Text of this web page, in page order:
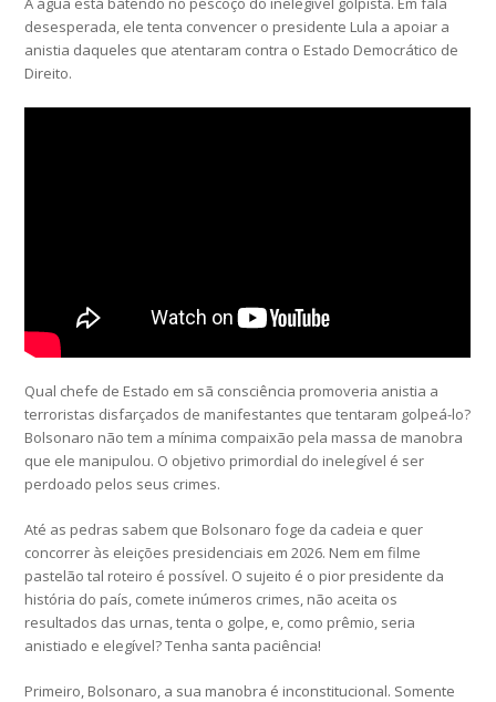
desesperada, ele tenta convencer o presidente Lula a apoiar a
anistia daqueles que atentaram contra o Estado Democrático de
Direito.
Qual chefe de Estado em sã consciência promoveria anistia a
terroristas disfarçados de manifestantes que tentaram golpeá-lo?
Bolsonaro não tem a mínima compaixão pela massa de manobra
que ele manipulou. O objetivo primordial do inelegível é ser
perdoado pelos seus crimes.
Até as pedras sabem que Bolsonaro foge da cadeia e quer
concorrer às eleições presidenciais em 2026. Nem em filme
pastelão tal roteiro é possível. O sujeito é o pior presidente da
história do país, comete inúmeros crimes, não aceita os
resultados das urnas, tenta o golpe, e, como prêmio, seria
anistiado e elegível? Tenha santa paciência!
Primeiro, Bolsonaro, a sua manobra é inconstitucional. Somente